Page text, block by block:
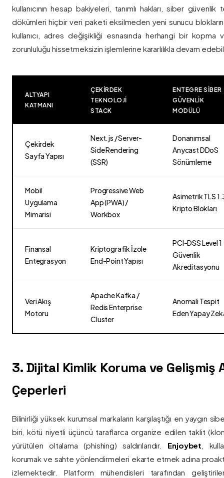
kullanıcının hesap bakiyeleri, tanımlı hakları, siber
dökümleri hiçbir veri paketi eksilmeden yeni sunucu
kullanıcı, adres değişikliği esnasında herhangi bir
zorunluluğu hissetmeksizin işlemlerine kararlılıkla devam
ALTYAPI
KATMANI
ÇEKIRDEK
TEKNOLOJI
STACK
ENTEGRE SIBER
GÜVENLIK
MODÜLÜ
Çekirdek
Sayfa Yapısı
Next.js / Server-
Side Rendering
(SSR)
Donanımsal
Anycast DDoS
Sönümleme
Mobil
Uygulama
Mimarisi
Progressive Web
App (PWA) /
Workbox
Asimetrik TLS
Kripto Blokları
Finansal
Entegrasyon
Kriptografik İzole
End-Point Yapısı
PCI-DSS Level 1
Güvenlik
Akreditasyonu
Veri Akış
Motoru
Apache Kafka /
Redis Enterprise
Cluster
Anomali Tespit
Eden Yapay
3. Dijital Kimlik Koruma ve Gelişmiş
Çeperleri
Bilinirliği yüksek kurumsal markaların karşılaştığı en yaygın
biri, kötü niyetli üçüncü taraflarca organize edilen taklit
yürütülen oltalama (phishing) saldırılarıdır. Enjoybet ,
korumak ve sahte yönlendirmeleri ekarte etmek adına
izlemektedir. Platform mühendisleri tarafından